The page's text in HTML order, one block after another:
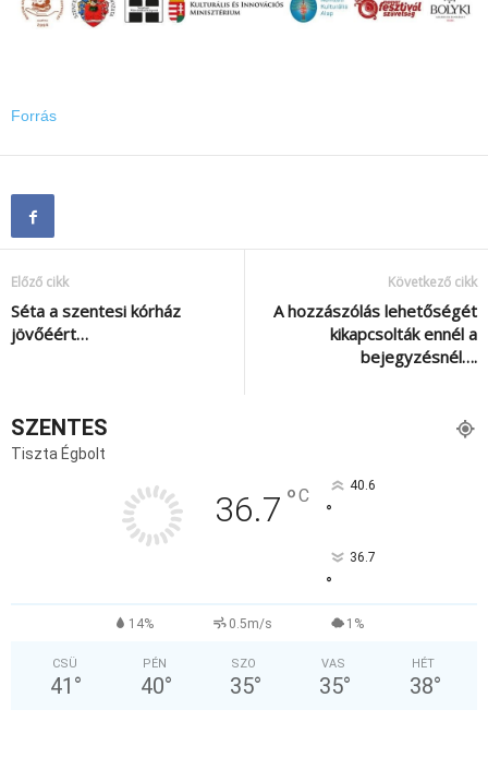
Forrás
Előző cikk
Séta a szentesi kórház
jövőéért…
Következő cikk
A hozzászólás lehetőségét
kikapcsolták ennél a
bejegyzésnél….
SZENTES
Tiszta Égbolt
36.7 °C 40.6
°
36.7
°
14% 0.5m/s 1%
CSÜ
41 °
PÉN
40°
SZO
35°
VAS
35°
HÉT
38°